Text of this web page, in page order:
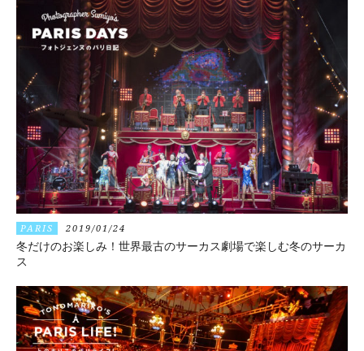
PARIS 2019/01/24
冬だけのお楽しみ！世界最古のサーカス劇場で楽しむ冬のサーカ
ス